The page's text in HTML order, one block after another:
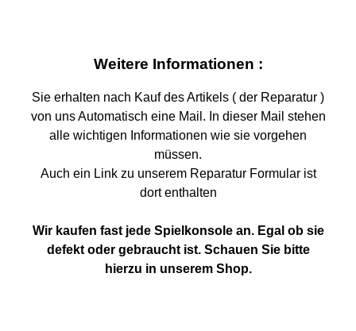
Weitere Informationen :
Sie erhalten nach Kauf des Artikels ( der Reparatur )
von uns Automatisch eine Mail. In dieser Mail stehen
alle wichtigen Informationen wie sie vorgehen
müssen.
Auch ein Link zu unserem Reparatur Formular ist
dort enthalten
Wir kaufen fast jede Spielkonsole an. Egal ob sie
defekt oder gebraucht ist. Schauen Sie bitte
hierzu in unserem Shop.